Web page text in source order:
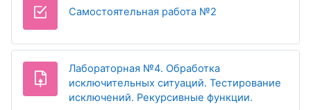
Самостоятельная работа №2
Лабораторная №4. Обработка
исключительных ситуаций. Тестирование
исключений. Рекурсивные функции.